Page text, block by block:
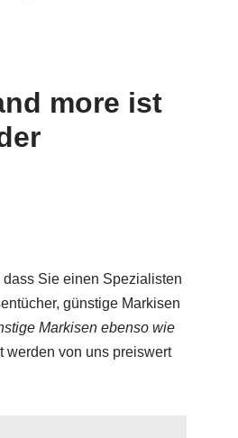
more ist
Sie einen Spezialisten
günstige Markisen
Markisen ebenso wie
werden von uns preiswert